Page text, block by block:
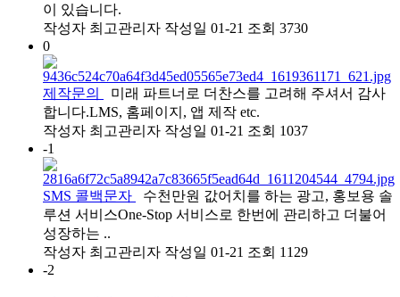
이 있습니다.
작성자 최고관리자 작성일 01-21 조회 3730
0
제작문의
미래 파트너로 더찬스를 고려해 주셔서 감사
합니다.LMS, 홈페이지, 앱 제작 etc.
작성자 최고관리자 작성일 01-21 조회 1037
-1
SMS 콜백문자
수천만원 값어치를 하는 광고, 홍보용 솔
루션 서비스One-Stop 서비스로 한번에 관리하고 더불어
성장하는 ..
작성자 최고관리자 작성일 01-21 조회 1129
-2